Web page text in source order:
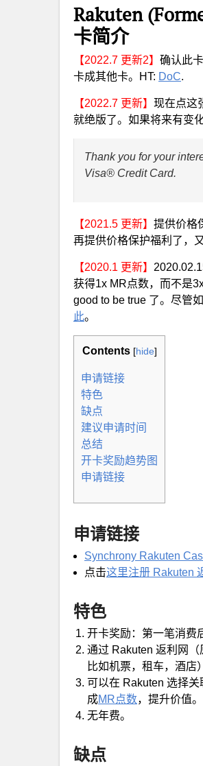
Rakuten
卡简介
【2022.7 更新2】 确认此
卡成其他卡。HT: DoC.
【2022.7 更新】 现在点这
就绝版了。如果将来有变
Thank you for your
Visa® Credit Card.
【2021.5 更新】 提供价格
再提供价格保护福利了，
【2020.1 更新】
获得1x MR点数，而不是
good to be true 了。尽管
此。
Contents [hide]
申请链接
特色
缺点
建议申请时间
总结
开卡奖励趋势图
申请链接
申请链接
Synchrony Rakuten
点击这里注册 Rakuten
特色
开卡奖励：第一笔消费
通过 Rakuten 返利网（
比如机票，租车，酒店
可以在 Rakuten 选择
成MR点数，提升价值。
无年费。
缺点